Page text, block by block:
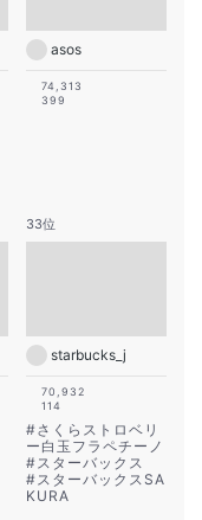
asos
74,313
399
33位
starbucks_j
70,932
114
#さくらストロベリ
ー白玉フラペチーノ
#スターバックス
#スターバックスSA
KURA